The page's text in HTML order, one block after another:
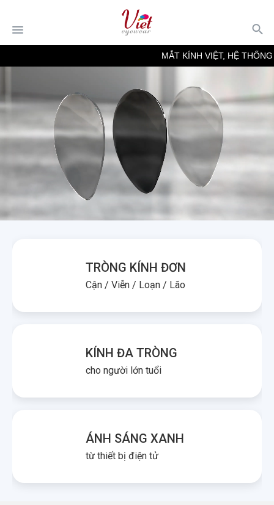
MẮT KÍNH VIỆT, HỆ THỐNG
TRÒNG KÍNH ĐƠN
Cận / Viễn / Loạn / Lão
KÍNH ĐA TRÒNG
cho người lớn tuổi
ÁNH SÁNG XANH
từ thiết bị điện tử